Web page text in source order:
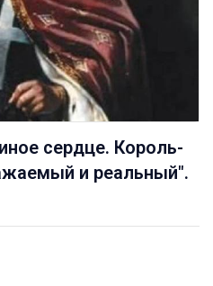
сердце. Король-
и реальный".